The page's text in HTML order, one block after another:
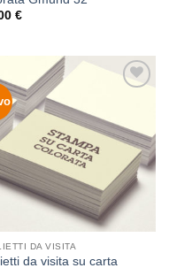
€
dei
desideri
DA VISITA
da visita su carta